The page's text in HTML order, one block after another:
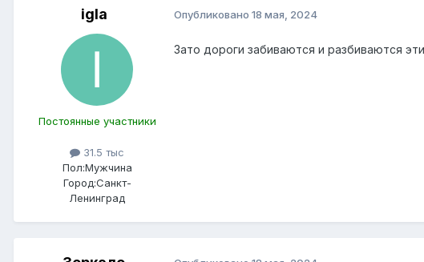
igla
Постоянные участники
31.5 тыс
Пол:Мужчина
Город:Санкт-
Ленинград
Опубликовано 18 мая, 2024
Зато дороги забиваются и разбиваются